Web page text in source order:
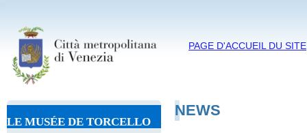
PAGE D'ACCUEIL DU SITE
LE MUSÉE DE TORCELLO
NEWS